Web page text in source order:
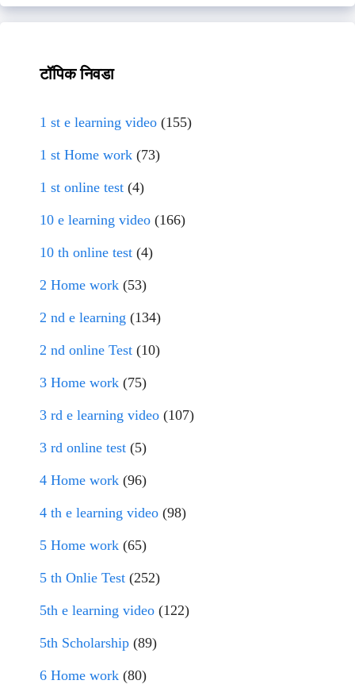
टॉपिक निवडा
1 st e learning video (155)
1 st Home work (73)
1 st online test (4)
10 e learning video (166)
10 th online test (4)
2 Home work (53)
2 nd e learning (134)
2 nd online Test (10)
3 Home work (75)
3 rd e learning video (107)
3 rd online test (5)
4 Home work (96)
4 th e learning video (98)
5 Home work (65)
5 th Onlie Test (252)
5th e learning video (122)
5th Scholarship (89)
6 Home work (80)